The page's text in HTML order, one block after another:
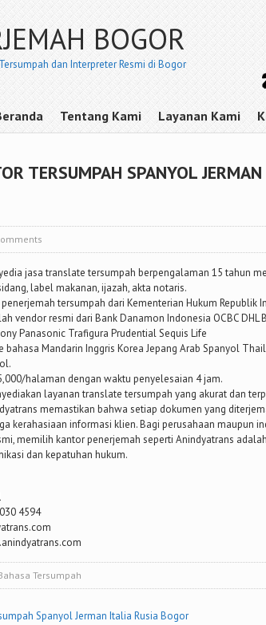
BOGOR
dan Interpreter Resmi di Bogor
Tentang Kami Layanan Kami
TERSUMPAH SPANYOL
jasa translate tersumpah berpengalaman 15 tahun
label makanan, ijazah, akta notaris.
tersumpah dari Kementerian Hukum Republik
vendor resmi dari Bank Danamon Indonesia OCBC
Panasonic Trafigura Prudential Sequis Life
bahasa Mandarin Inggris Korea Jepang Arab Spanyol
halaman dengan waktu penyelesaian 4 jam.
layanan translate tersumpah yang akurat dan
memastikan bahwa setiap dokumen yang
kerahasiaan informasi klien. Bagi perusahaan maupun
memilih kantor penerjemah seperti Anindyatrans
dan kepatuhan hukum.
4594
Tersumpah
Spanyol Jerman Italia Rusia Bogor